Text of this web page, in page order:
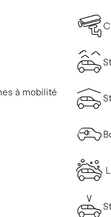
à mobilité